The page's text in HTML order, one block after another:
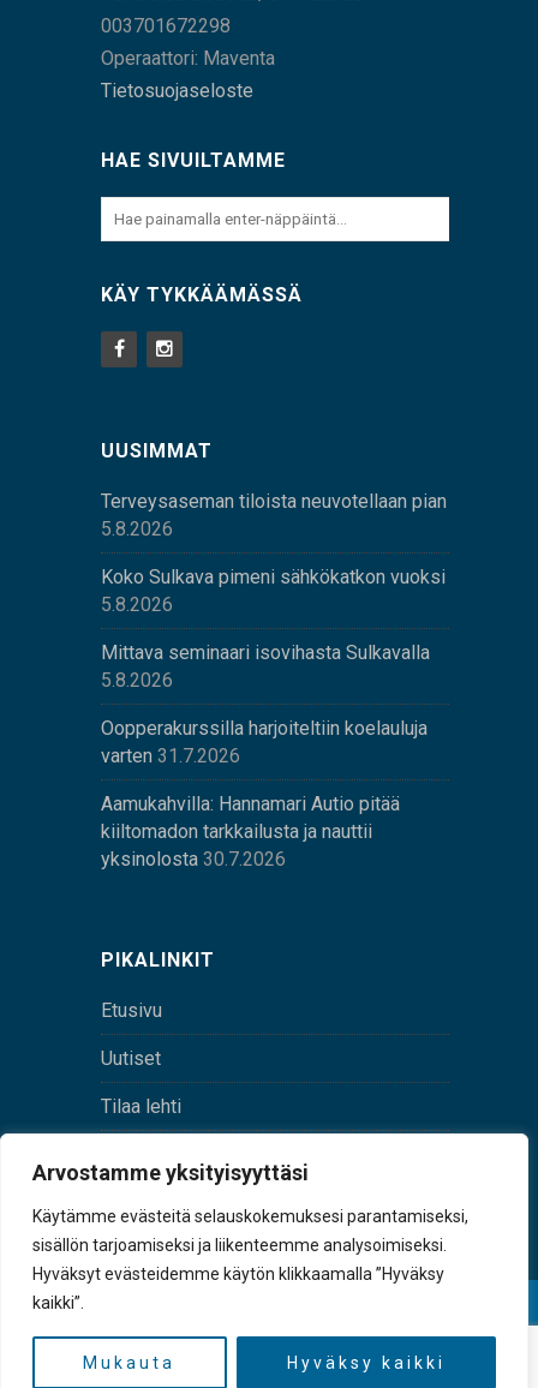
Arvostamme yksityisyyttäsi
Käytämme evästeitä selauskokemuksesi parantamiseksi,
sisällön tarjoamiseksi ja liikenteemme analysoimiseksi.
Hyväksyt evästeidemme käytön klikkaamalla ”Hyväksy
kaikki”.
Mukauta Hyväksy kaikki
003701672298
Operaattori: Maventa
Tietosuojaseloste
HAE SIVUILTAMME
KÄY TYKKÄÄMÄSSÄ
UUSIMMAT
Terveysaseman tiloista neuvotellaan pian
5.8.2026
Koko Sulkava pimeni sähkökatkon vuoksi
5.8.2026
Mittava seminaari isovihasta Sulkavalla
5.8.2026
Oopperakurssilla harjoiteltiin koelauluja
varten 31.7.2026
Aamukahvilla: Hannamari Autio pitää
kiiltomadon tarkkailusta ja nauttii
yksinolosta 30.7.2026
PIKALINKIT
Etusivu
Uutiset
Tilaa lehti
tunnus 0167229-8